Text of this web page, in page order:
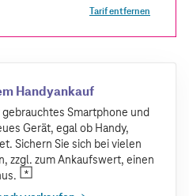
Tarif entfernen
Handyankauf
Smartphone und
Gerät, egal ob Handy,
Sichern Sie sich bei vielen
zzgl. zum Ankaufswert, einen